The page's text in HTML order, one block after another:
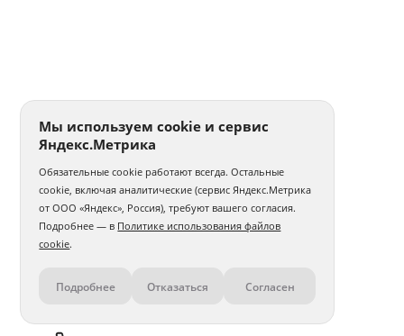
Контакты
Мы используем cookie и сервис
Яндекс.Метрика
Обязательные cookie работают всегда. Остальные
cookie, включая аналитические (сервис Яндекс.Метрика
от ООО «Яндекс», Россия), требуют вашего согласия.
Подробнее — в Политике использования файлов
cookie.
Подробнее Отказаться Согласен